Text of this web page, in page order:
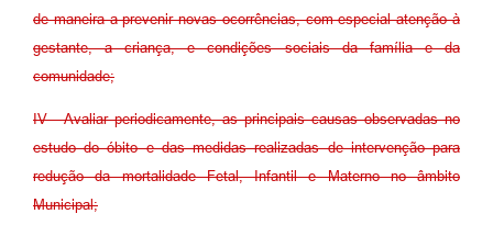
de maneira a prevenir novas ocorrências, com especial atenção à
gestante, a criança, e condições sociais da família e da
comunidade;
IV - Avaliar periodicamente, as principais causas observadas no
estudo do óbito e das medidas realizadas de intervenção para
redução da mortalidade Fetal, Infantil e Materno no âmbito
Municipal;